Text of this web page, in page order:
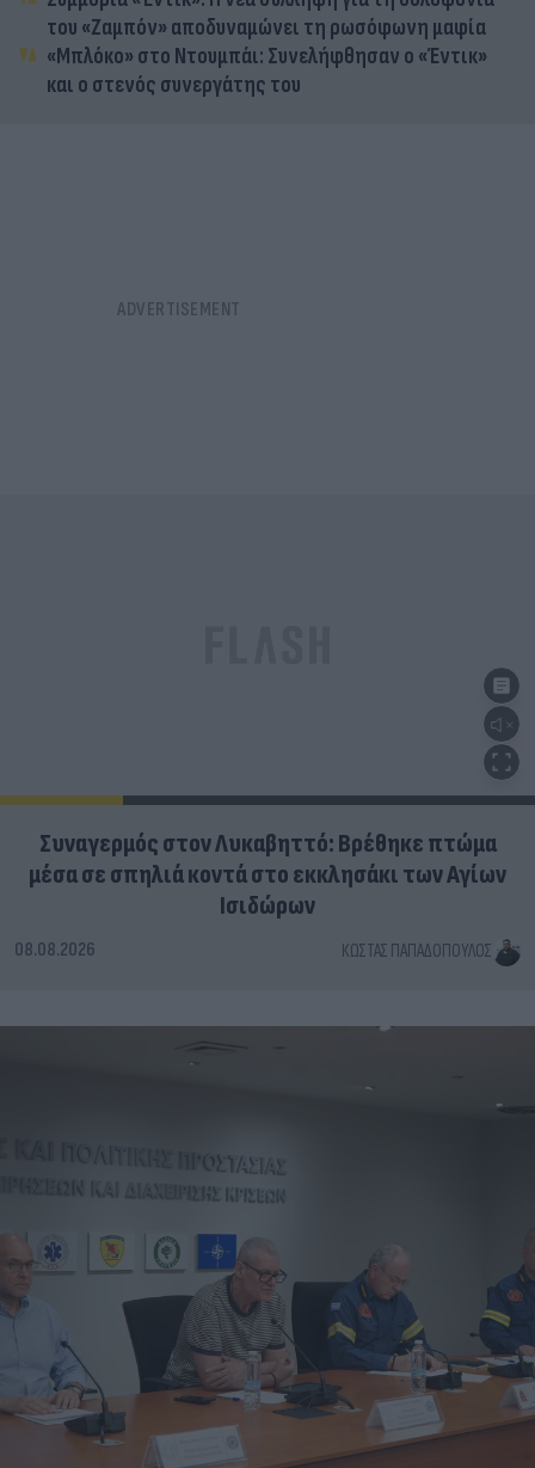
του «Ζαμπόν» αποδυναμώνει τη ρωσόφωνη μαφία
«Μπλόκο» στο Ντουμπάι: Συνελήφθησαν ο «Έντικ»
και ο στενός συνεργάτης του
Συναγερμός στον Λυκαβηττό: Βρέθηκε πτώμα
μέσα σε σπηλιά κοντά στο εκκλησάκι των Αγίων
Ισιδώρων
08.08.2026 ΚΏΣΤΑΣ ΠΑΠΑΔΌΠΟΥΛΟΣ